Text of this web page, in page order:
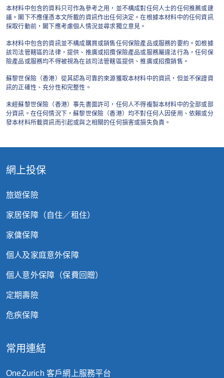
本材料中包含的資料只可作為參考之用，並不構成對任何人士的任何推薦或建
議。閣下不應僅憑本文所載的資訊作出任何決定。在根據本材料中的任何資訊
採取行動前，閣下應考慮個人情況並尋求獨立意見。
本材料中包含的資訊並不構成購買或銷售任何保險產品或服務的要約。如根據
該司法管轄區的法律，提供、推廣或招攬保險產品或服務屬違法行為，任何保
險產品或服務均不得被視為在該司法管轄區提供、推廣或招攬銷售。
蘇黎世保險（香港）從其認為可靠的來源獲取本材料中的資訊，但並不保證資
訊的正確性、充分性和完整性。
未經蘇黎世保險（香港）事先書面許可，任何人不得複製本材料中的全部或部
分資訊。在任何情況下，蘇黎世保險（香港）均不對任何人因使用、依賴或分
發本材料所載資訊而引起或與之相關的任何損害或損失負責。
網上投保
旅遊保險
家居保障（自住／租住）
家傭保障
個人及家庭意外保障
個人意外保障（保費回贈）
定期壽險
危疾保障
常用連結
OneZurich 客戶網上服務平台